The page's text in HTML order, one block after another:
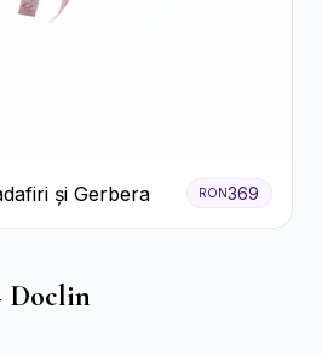
și Gerbera RON369
Doclin